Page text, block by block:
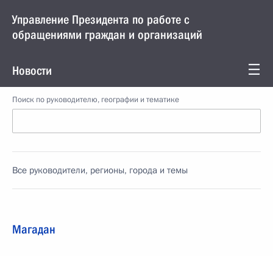
Управление Президента по работе с
обращениями граждан и организаций
Новости
Поиск по руководителю, географии и тематике
Все руководители, регионы, города и темы
Магадан